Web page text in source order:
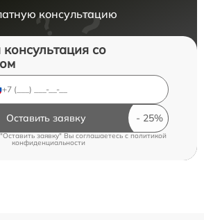
консультацию
со
Оставить заявку
заявку" Вы соглашаетесь cполитикой
конфиденциальности